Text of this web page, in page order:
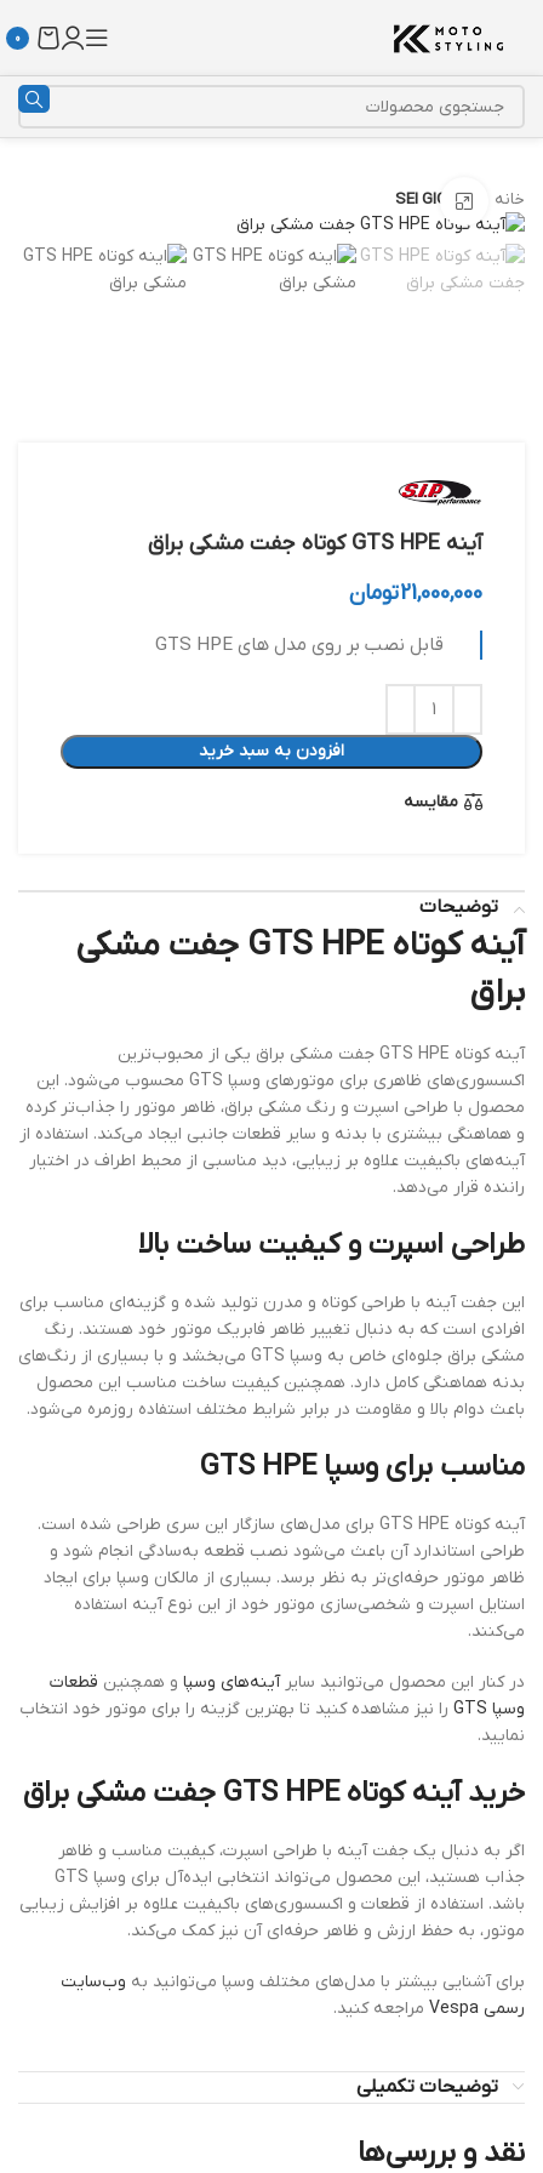
0
خانه SEI GIORNI
بزرگنمایی تصویر
آینه GTS HPE کوتاه جفت مشکی براق
21,000,000تومان
قابل نصب بر روی مدل های GTS HPE
افزودن به سبد خرید
مقایسه
توضیحات
آینه کوتاه GTS HPE جفت مشکی
براق
آینه کوتاه GTS HPE جفت مشکی براق یکی از محبوب‌ترین
اکسسوری‌های ظاهری برای موتورهای وسپا GTS محسوب می‌شود. این
محصول با طراحی اسپرت و رنگ مشکی براق، ظاهر موتور را جذاب‌تر کرده
و هماهنگی بیشتری با بدنه و سایر قطعات جانبی ایجاد می‌کند. استفاده از
آینه‌های باکیفیت علاوه بر زیبایی، دید مناسبی از محیط اطراف در اختیار
راننده قرار می‌دهد.
طراحی اسپرت و کیفیت ساخت بالا
این جفت آینه با طراحی کوتاه و مدرن تولید شده و گزینه‌ای مناسب برای
افرادی است که به دنبال تغییر ظاهر فابریک موتور خود هستند. رنگ
مشکی براق جلوه‌ای خاص به وسپا GTS می‌بخشد و با بسیاری از رنگ‌های
بدنه هماهنگی کامل دارد. همچنین کیفیت ساخت مناسب این محصول
باعث دوام بالا و مقاومت در برابر شرایط مختلف استفاده روزمره می‌شود.
مناسب برای وسپا GTS HPE
آینه کوتاه GTS HPE برای مدل‌های سازگار این سری طراحی شده است.
طراحی استاندارد آن باعث می‌شود نصب قطعه به‌سادگی انجام شود و
ظاهر موتور حرفه‌ای‌تر به نظر برسد. بسیاری از مالکان وسپا برای ایجاد
استایل اسپرت و شخصی‌سازی موتور خود از این نوع آینه استفاده
می‌کنند.
در کنار این محصول می‌توانید سایرآینه‌های وسپا و همچنین قطعات
وسپا GTS
را نیز مشاهده کنید تا بهترین گزینه را برای موتور خود انتخاب
نمایید.
خرید آینه کوتاه GTS HPE جفت مشکی براق
اگر به دنبال یک جفت آینه با طراحی اسپرت، کیفیت مناسب و ظاهر
جذاب هستید، این محصول می‌تواند انتخابی ایده‌آل برای وسپا GTS
باشد. استفاده از قطعات و اکسسوری‌های باکیفیت علاوه بر افزایش زیبایی
موتور، به حفظ ارزش و ظاهر حرفه‌ای آن نیز کمک می‌کند.
برای آشنایی بیشتر با مدل‌های مختلف وسپا می‌توانید به وب‌سایت
رسمی Vespa
مراجعه کنید.
توضیحات تکمیلی
نقد و بررسی‌ها